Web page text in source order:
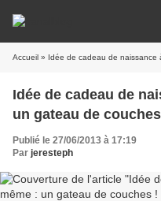
Accueil » Idée de cadeau de naissance
Idée de cadeau de
un gateau de
Publié le 27/06/2013 à 17:19
Par jeresteph